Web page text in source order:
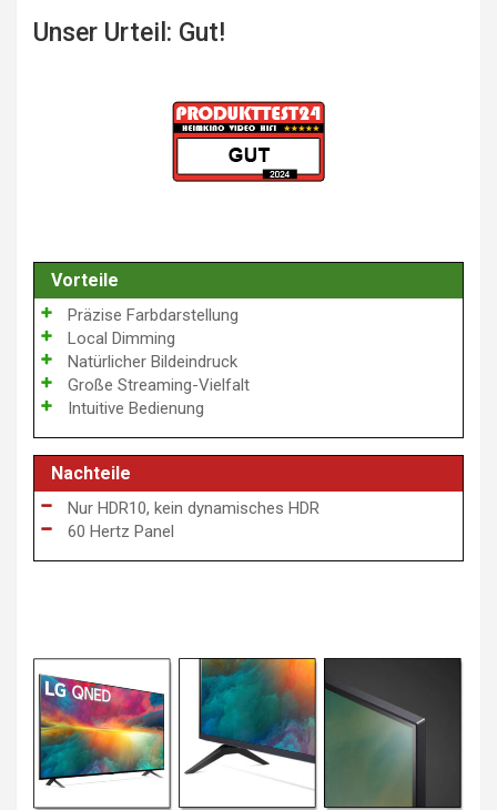
Unser Urteil: Gut!
Vorteile
Präzise Farbdarstellung
Local Dimming
Natürlicher Bildeindruck
Große Streaming-Vielfalt
Intuitive Bedienung
Nachteile
Nur HDR10, kein dynamisches HDR
60 Hertz Panel